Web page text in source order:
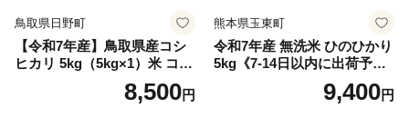
鳥取県日野町
【令和7年産】鳥取県産コシ
ヒカリ 5kg（5kg×1）米 コシ
ヒカリ こしひかり お米 白米
精米 5キロ おこめ こめ コメ
8,500円
熊本県玉東町
令和7年産 無洗米 ひのひかり
5kg《7-14日以内に出荷予定
(土日祝除く)》コメ 米 無洗米
高レビュー｜人気米 熊本県
9,400円